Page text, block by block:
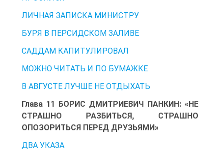
ЛИЧНАЯ ЗАПИСКА МИНИСТРУ
БУРЯ В ПЕРСИДСКОМ ЗАЛИВЕ
САДДАМ КАПИТУЛИРОВАЛ
МОЖНО ЧИТАТЬ И ПО БУМАЖКЕ
В АВГУСТЕ ЛУЧШЕ НЕ ОТДЫХАТЬ
Глава 11 БОРИС ДМИТРИЕВИЧ ПАНКИН: «НЕ
СТРАШНО РАЗБИТЬСЯ, СТРАШНО
ОПОЗОРИТЬСЯ ПЕРЕД ДРУЗЬЯМИ»
ДВА УКАЗА